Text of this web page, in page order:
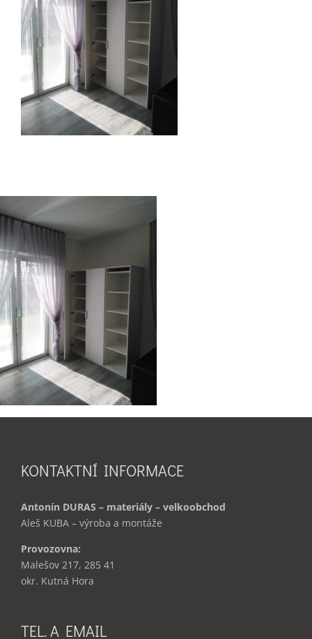
KONTAKTNÍ INFORMACE
Antonín DURAS – materiály – velkoobchod
Aleš KUBA – výroba a montáže
Provozovna:
Malešov 217, 285 41
okr. Kutná Hora
TEL. A EMAIL